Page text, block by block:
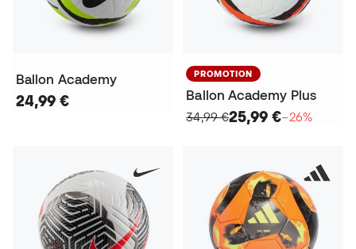
Ballon Academy
24,99 €
PROMOTION
Ballon Academy Plus
34,99 €25,99 €−26%